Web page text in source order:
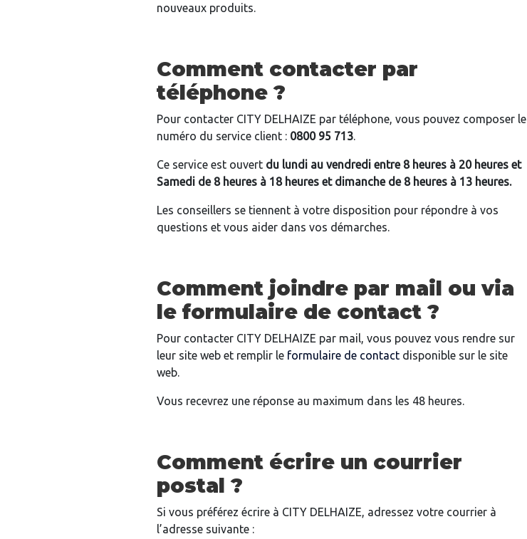
nouveaux produits.
Comment contacter par
téléphone ?
Pour contacter CITY DELHAIZE par téléphone, vous pouvez composer le
numéro du service client : 0800 95 713.
Ce service est ouvert du lundi au vendredi entre 8 heures à 20 heures et
Samedi de 8 heures à 18 heures et dimanche de 8 heures à 13 heures.
Les conseillers se tiennent à votre disposition pour répondre à vos
questions et vous aider dans vos démarches.
Comment joindre par mail ou via
le formulaire de contact ?
Pour contacter CITY DELHAIZE par mail, vous pouvez vous rendre sur
leur site web et remplir le formulaire de contact disponible sur le site
web.
Vous recevrez une réponse au maximum dans les 48 heures.
Comment écrire un courrier
postal ?
Si vous préférez écrire à CITY DELHAIZE, adressez votre courrier à
l’adresse suivante :